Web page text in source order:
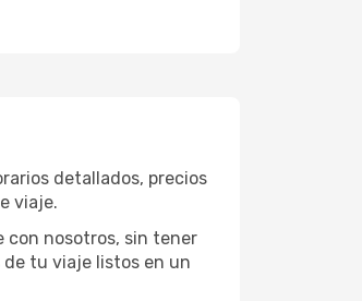
detallados, precios
viaje.
con nosotros, sin tener
tu viaje listos en un